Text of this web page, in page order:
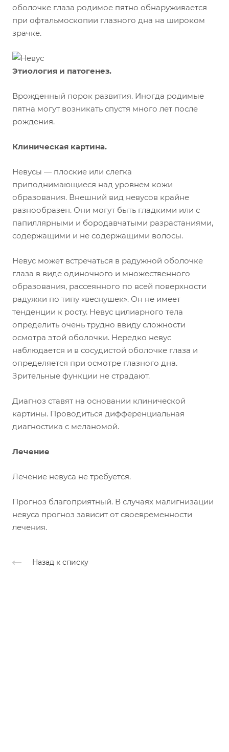
оболочке глаза родимое пятно обнаруживается
при офтальмоскопии глазного дна на широком
зрачке.
Этиология и патогенез.
Врожденный порок развития. Иногда родимые
пятна могут возникать спустя много лет после
рождения.
Клиническая картина.
Невусы — плоские или слегка
приподнимающиеся над уровнем кожи
образования. Внешний вид невусов крайне
разнообразен. Они могут быть гладкими или с
папиллярными и бородавчатыми разрастаниями,
содержащими и не содержащими волосы.
Невус может встречаться в радужной оболочке
глаза в виде одиночного и множественного
образования, рассеянного по всей поверхности
радужки по типу «веснушек». Он не имеет
тенденции к росту. Невус цилиарного тела
определить очень трудно ввиду сложности
осмотра этой оболочки. Нередко невус
наблюдается и в сосудистой оболочке глаза и
определяется при осмотре глазного дна.
Зрительные функции не страдают.
Диагноз ставят на основании клинической
картины. Проводиться дифференциальная
диагностика с меланомой.
Лечение
Лечение невуса не требуется.
Прогноз благоприятный. В случаях малигнизации
невуса прогноз зависит от своевременности
лечения.
Назад к списку